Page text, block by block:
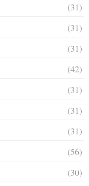
(31)
(31)
(31)
(42)
(31)
(31)
(31)
(56)
(30)